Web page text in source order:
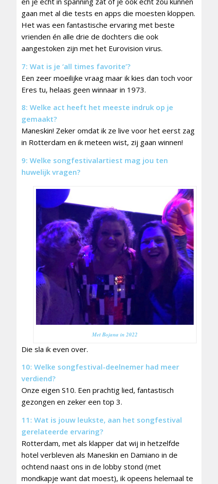
gaan met al die tests en apps die moesten kloppen.
Het was een fantastische ervaring met beste
vrienden én alle drie de dochters die ook
aangestoken zijn met het Eurovision virus.
7: Wat is je ‘all times favorite’?
Een zeer moeilijke vraag maar ik kies dan toch voor
Eres tu, helaas geen winnaar in 1973.
8: Welke act heeft het meeste indruk op je
gemaakt?
Maneskin! Zeker omdat ik ze live voor het eerst zag
in Rotterdam en ik meteen wist, zij gaan winnen!
9: Welke songfestivalartiest mag jou ten
huwelijk vragen?
Met Bojana in 2022
Die sla ik even over.
10: Welke songfestival-deelnemer had meer
verdiend?
Onze eigen S10. Een prachtig lied, fantastisch
gezongen en zeker een top 3.
11: Wat is jouw leukste, aan het songfestival
gerelateerde ervaring?
Rotterdam, met als klapper dat wij in hetzelfde
hotel verbleven als Maneskin en Damiano in de
ochtend naast ons in de lobby stond (met
mondkapje want dat moest), ik opeens helemaal te